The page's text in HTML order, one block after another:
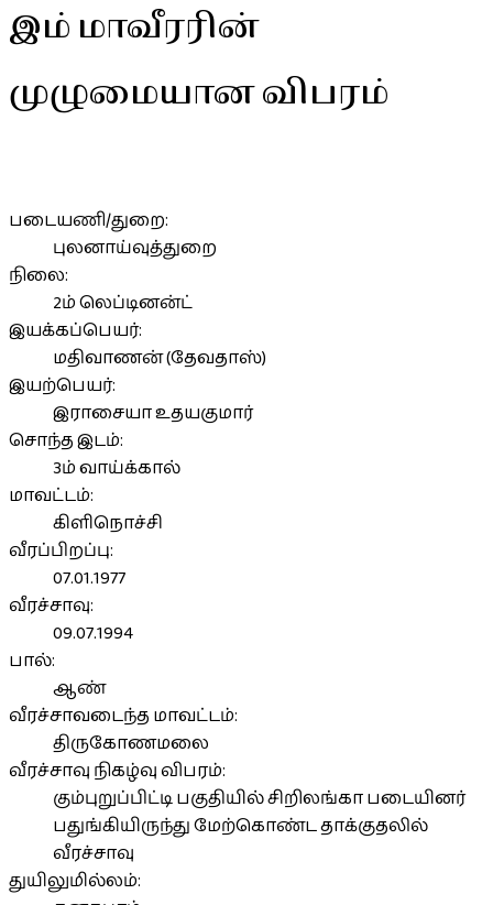
இம் மாவீரரின்
முழுமையான விபரம்
படையணி/துறை:
புலனாய்வுத்துறை
நிலை:
2ம் லெப்டினன்ட்
இயக்கப்பெயர்:
மதிவாணன் (தேவதாஸ்)
இயற்பெயர்:
இராசையா உதயகுமார்
சொந்த இடம்:
3ம் வாய்க்கால்
மாவட்டம்:
கிளிநொச்சி
வீரப்பிறப்பு:
07.01.1977
வீரச்சாவு:
09.07.1994
பால்:
ஆண்
வீரச்சாவடைந்த மாவட்டம்:
திருகோணமலை
வீரச்சாவு நிகழ்வு விபரம்:
கும்புறுப்பிட்டி பகுதியில் சிறிலங்கா படையினர்
பதுங்கியிருந்து மேற்கொண்ட தாக்குதலில்
வீரச்சாவு
துயிலுமில்லம்: